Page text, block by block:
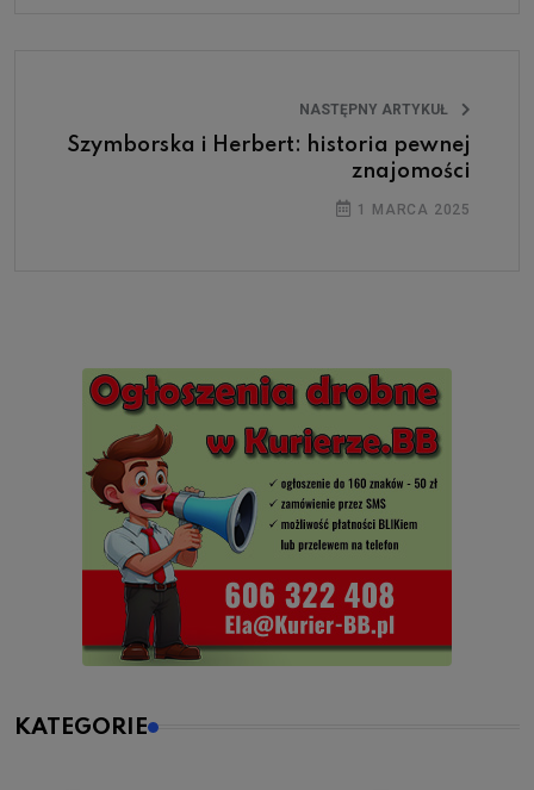
NASTĘPNY ARTYKUŁ
Szymborska i Herbert: historia pewnej
znajomości
1 MARCA 2025
KATEGORIE